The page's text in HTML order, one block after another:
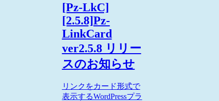
[Pz-LkC]
[2.5.8]Pz-
LinkCard
ver2.5.8 リリー
スのお知らせ
リンクをカード形式で
表示するWordPressプラ